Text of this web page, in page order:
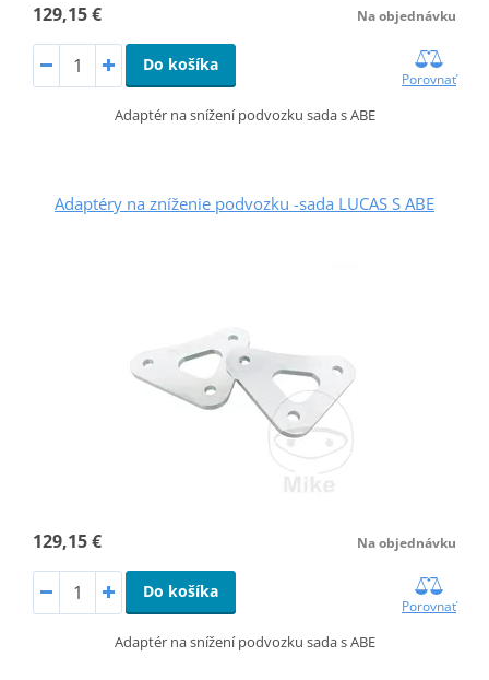
129,15 € Na objednávku
Do košíka
Porovnať
Adaptér na snížení podvozku sada s ABE
Adaptéry na zníženie podvozku -sada LUCAS S ABE
129,15 € Na objednávku
Do košíka
Porovnať
Adaptér na snížení podvozku sada s ABE